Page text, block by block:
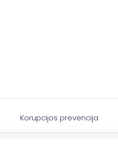
Korupcijos prevencija